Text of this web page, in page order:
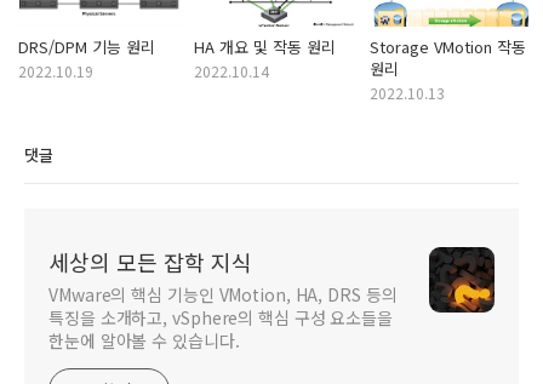
DRS/DPM 기능 원리
2022.10.19
HA 개요 및 작동 원리
2022.10.14
Storage VMotion 작동
원리
2022.10.13
댓글
세상의 모든 잡학 지식
VMware의 핵심 기능인 VMotion, HA, DRS 등의
특징을 소개하고, vSphere의 핵심 구성 요소들을
한눈에 알아볼 수 있습니다.